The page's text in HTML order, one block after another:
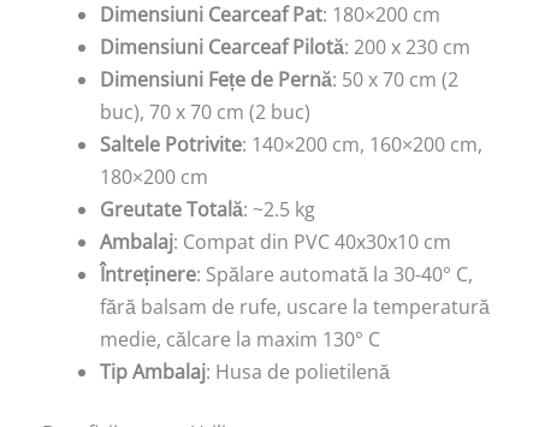
Dimensiuni Cearceaf Pat: 180×200 cm
Dimensiuni Cearceaf Pilotă: 200 x 230 cm
Dimensiuni Fețe de Pernă: 50 x 70 cm (2
buc), 70 x 70 cm (2 buc)
Saltele Potrivite: 140×200 cm, 160×200 cm,
180×200 cm
Greutate Totală: ~2.5 kg
Ambalaj: Compat din PVC 40x30x10 cm
Întreținere: Spălare automată la 30-40° C,
fără balsam de rufe, uscare la temperatură
medie, călcare la maxim 130° C
Tip Ambalaj: Husa de polietilenă